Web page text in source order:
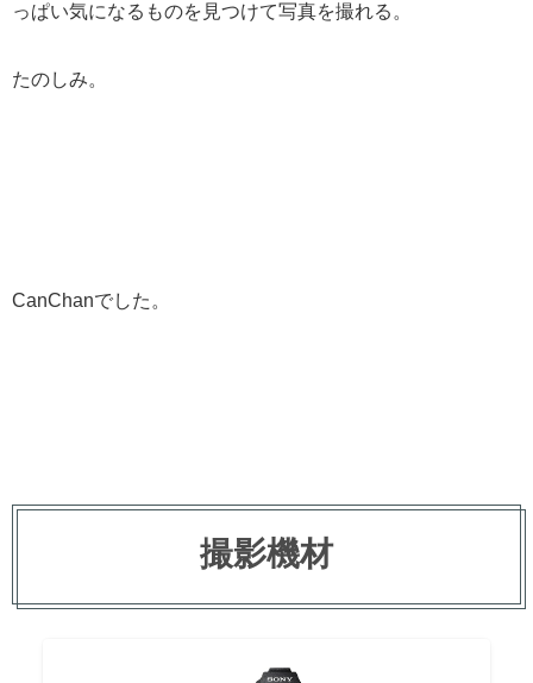
っぱい気になるものを見つけて写真を撮れる。
たのしみ。
CanChanでした。
撮影機材